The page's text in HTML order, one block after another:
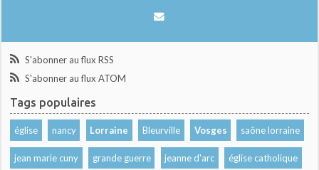
S'abonner au flux RSS
S'abonner au flux ATOM
Tags populaires
église nancy Lorraine Bleurville Vosges saône lorraine
jean marie cuny grande guerre jeanne d'arc église catholique